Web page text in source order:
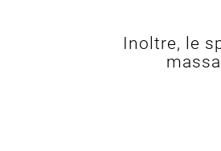
Inoltre, le